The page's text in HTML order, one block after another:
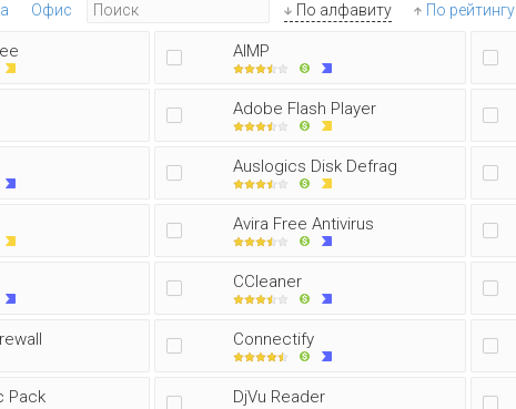
Офис По алфавиту По рейтингу
AIMP
Adobe Flash Player
Auslogics Disk Defrag
Avira Free Antivirus
CCleaner
Connectify
Pack DjVu Reader